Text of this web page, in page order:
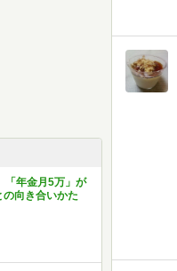
「年金月5万」が
向き合いかた